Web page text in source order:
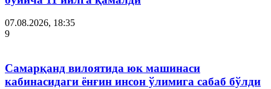
07.08.2026, 18:35
9
Самарқанд вилоятида юк машинаси
кабинасидаги ёнғин инсон ўлимига сабаб бўлди